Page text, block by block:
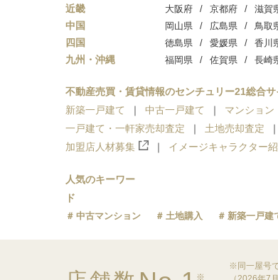
近畿 大阪府 京都府 滋賀
中国 岡山県 広島県 鳥取
四国 徳島県 愛媛県 香川
九州・沖縄 福岡県 佐賀県 長崎
不動産売買・賃貸情報のセンチュリー21総合サ
新築一戸建て
中古一戸建て マンション
一戸建て・一軒家売却査定
土地売却査定
加盟店人材募集
イメージキャラクター
人気のキーワー
ド
中古マンション 土地購入 新築一戸建
※
※同一屋号